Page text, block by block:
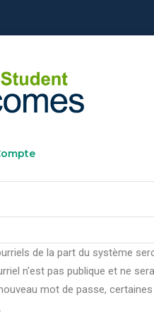
de la part du système
n'est pas publique et ne sera
mot de passe, certaines